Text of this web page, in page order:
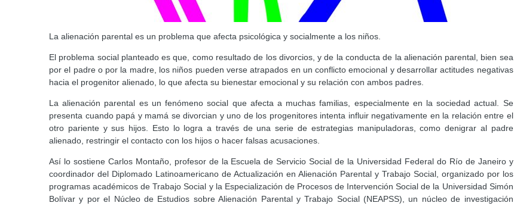
La alienación parental es un problema que afecta psicológica y socialmente a los niños.
El problema social planteado es que, como resultado de los divorcios, y de la conducta de la alienación parental, bien sea
por el padre o por la madre, los niños pueden verse atrapados en un conflicto emocional y desarrollar actitudes negativas
hacia el progenitor alienado, lo que afecta su bienestar emocional y su relación con ambos padres.
La alienación parental es un fenómeno social que afecta a muchas familias, especialmente en la sociedad actual. Se
presenta cuando papá y mamá se divorcian y uno de los progenitores intenta influir negativamente en la relación entre el
otro pariente y sus hijos. Esto lo logra a través de una serie de estrategias manipuladoras, como denigrar al padre
alienado, restringir el contacto con los hijos o hacer falsas acusaciones.
Así lo sostiene Carlos Montaño, profesor de la Escuela de Servicio Social de la Universidad Federal do Río de Janeiro y
coordinador del Diplomado Latinoamericano de Actualización en Alienación Parental y Trabajo Social, organizado por los
programas académicos de Trabajo Social y la Especialización de Procesos de Intervención Social de la Universidad Simón
Bolívar y por el Núcleo de Estudios sobre Alienación Parental y Trabajo Social (NEAPSS), un núcleo de investigación